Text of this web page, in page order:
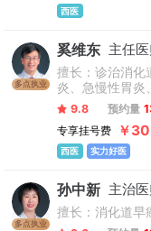
西医
多点执业
奚维东 主任
擅长：诊治消化
炎、急慢性胃炎
病、消化道肿瘤
肠病等常见病、
镜、ERCP等检
ERCP下的各项治
9.8 预约量
专享挂号费
￥30
西医 实力好医
多点执业
孙中新 主治
擅长：消化道早